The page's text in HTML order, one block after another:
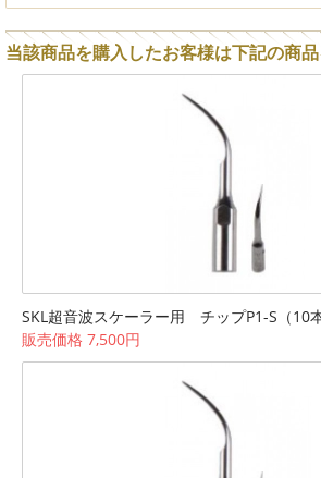
当該商品を購入したお客様は下記の商
SKL超音波スケーラー用 チップP1-S（10本
販売価格 7,500円